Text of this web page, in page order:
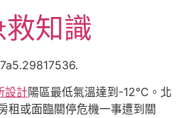
知識
設計陽區最低氣溫達到-12℃。北
租或面臨關停危機一事遭到關